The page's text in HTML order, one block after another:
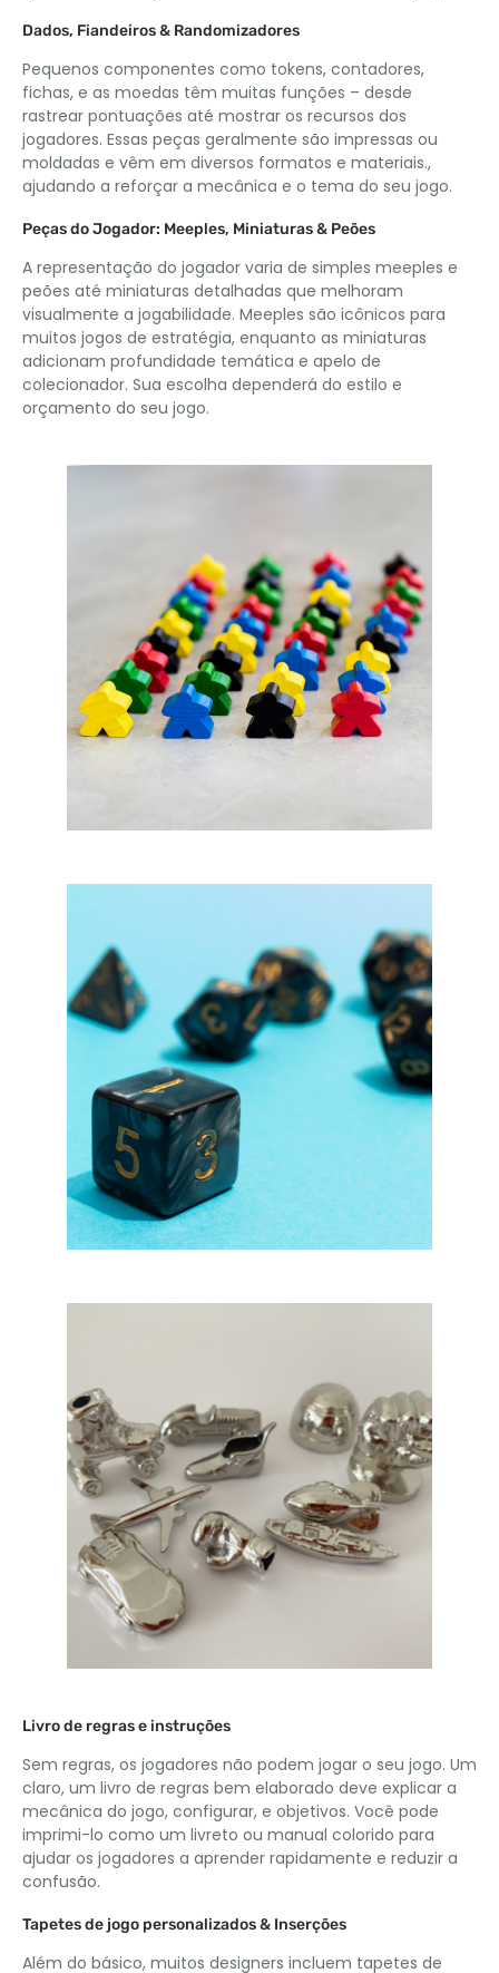
Dados, Fiandeiros & Randomizadores
Pequenos componentes como tokens, contadores,
fichas, e as moedas têm muitas funções – desde
rastrear pontuações até mostrar os recursos dos
jogadores. Essas peças geralmente são impressas ou
moldadas e vêm em diversos formatos e materiais.,
ajudando a reforçar a mecânica e o tema do seu jogo.
Peças do Jogador: Meeples, Miniaturas & Peões
A representação do jogador varia de simples meeples e
peões até miniaturas detalhadas que melhoram
visualmente a jogabilidade. Meeples são icônicos para
muitos jogos de estratégia, enquanto as miniaturas
adicionam profundidade temática e apelo de
colecionador. Sua escolha dependerá do estilo e
orçamento do seu jogo.
Livro de regras e instruções
Sem regras, os jogadores não podem jogar o seu jogo. Um
claro, um livro de regras bem elaborado deve explicar a
mecânica do jogo, configurar, e objetivos. Você pode
imprimi-lo como um livreto ou manual colorido para
ajudar os jogadores a aprender rapidamente e reduzir a
confusão.
Tapetes de jogo personalizados & Inserções
Além do básico, muitos designers incluem tapetes de